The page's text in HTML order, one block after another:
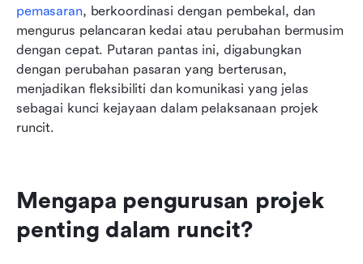
pemasaran, berkoordinasi dengan pembekal, dan
mengurus pelancaran kedai atau perubahan bermusim
dengan cepat. Putaran pantas ini, digabungkan
dengan perubahan pasaran yang berterusan,
menjadikan fleksibiliti dan komunikasi yang jelas
sebagai kunci kejayaan dalam pelaksanaan projek
runcit.
Mengapa pengurusan projek
penting dalam runcit?